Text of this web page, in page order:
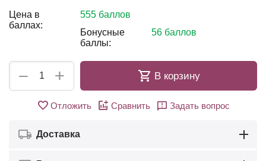
Цена в
баллах:
555 баллов
Бонусные
баллы:
56 баллов
+
− В корзину
Отложить Сравнить Задать вопрос
Доставка